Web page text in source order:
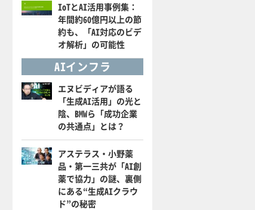
IoTとAI活用事例集：
年間約60億円以上の節
約も、「AI対応のビデ
オ解析」の可能性
AIインフラ
エヌビディアが語る
「生成AI活用」の光と
陰、BMWら「成功企業
の共通点」とは？
アステラス・小野薬
品・第一三共が「AI創
薬で協力」の謎、裏側
にある“生成AIクラウ
ド”の秘密